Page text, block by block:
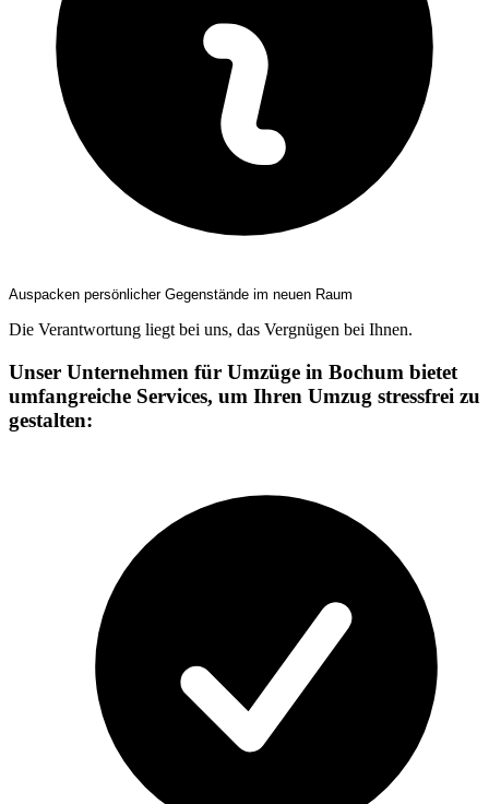
Auspacken persönlicher Gegenstände im neuen Raum
Die Verantwortung liegt bei uns, das Vergnügen bei Ihnen.
Unser Unternehmen für Umzüge in Bochum bietet
umfangreiche Services, um Ihren Umzug stressfrei zu
gestalten: